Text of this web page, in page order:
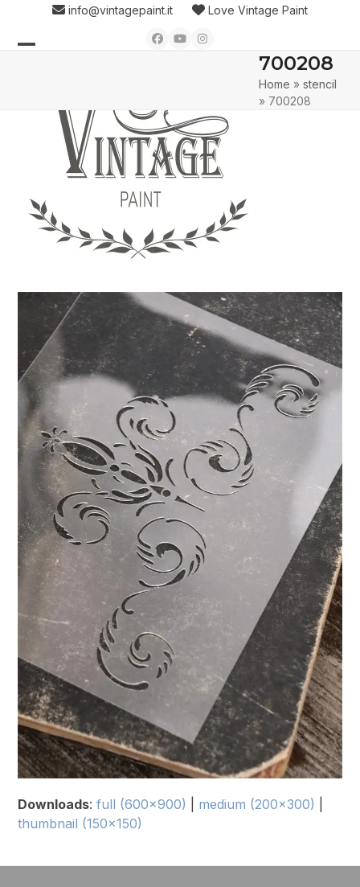
content
info@vintagepaint.it Love Vintage Paint
Facebook
YouTubeInstagram
menu
menu
700208
Home »stencil
» 700208
Downloads:full (600x900) medium (200x300)
thumbnail (150x150)